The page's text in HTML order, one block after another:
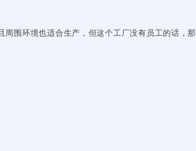
围环境也适合生产，但这个工厂没有员工的话，那